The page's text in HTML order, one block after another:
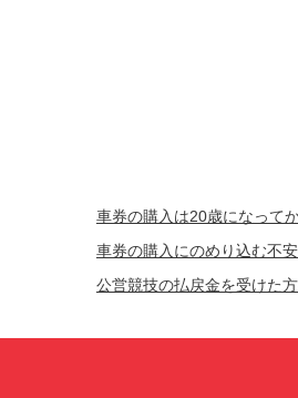
車券の購入は20歳になって
車券の購入にのめり込む不
公営競技の払戻金を受けた